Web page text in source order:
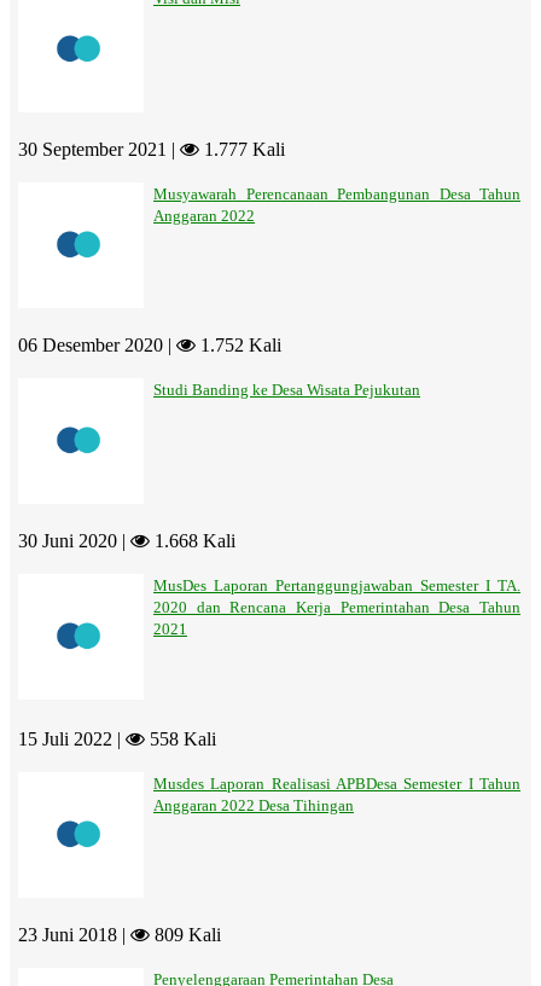
30 September 2021 | 1.777 Kali
Musyawarah Perencanaan Pembangunan Desa Tahun
Anggaran 2022
06 Desember 2020 | 1.752 Kali
Studi Banding ke Desa Wisata Pejukutan
30 Juni 2020 | 1.668 Kali
MusDes Laporan Pertanggungjawaban Semester I TA.
2020 dan Rencana Kerja Pemerintahan Desa Tahun
2021
15 Juli 2022 | 558 Kali
Musdes Laporan Realisasi APBDesa Semester I Tahun
Anggaran 2022 Desa Tihingan
23 Juni 2018 | 809 Kali
Penyelenggaraan Pemerintahan Desa